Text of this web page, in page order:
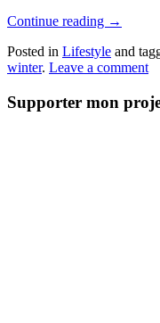
Continue reading →
Posted in Lifestyle and
winter. Leave a comment
Supporter mon